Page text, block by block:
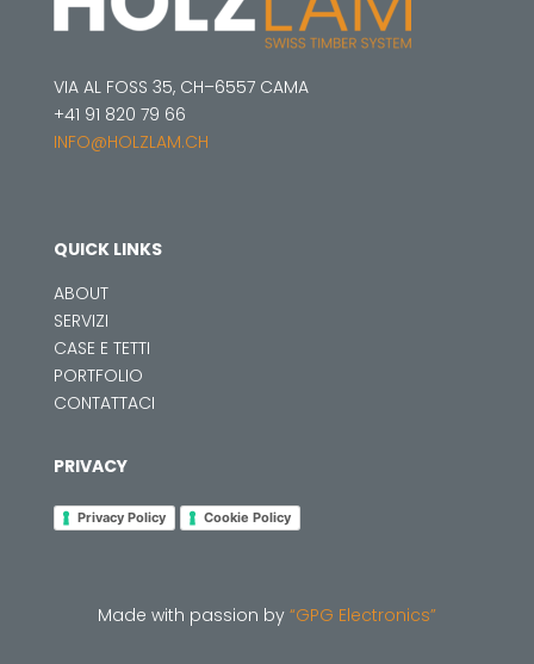
VIA AL FOSS 35, CH–6557 CAMA
+41 91 820 79 66
INFO@HOLZLAM.CH
QUICK LINKS
ABOUT
SERVIZI
CASE E TETTI
PORTFOLIO
CONTATTACI
PRIVACY
Privacy Policy Cookie Policy
Made with passion by “GPG Electronics”